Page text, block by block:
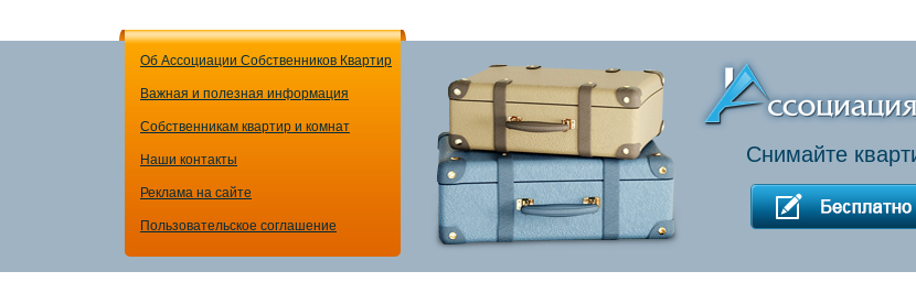
Об Ассоциации Собственников Квартир
Важная и полезная информация
Собственникам квартир и комнат
Наши контакты
Реклама на сайте
Пользовательское соглашение
Снимайте